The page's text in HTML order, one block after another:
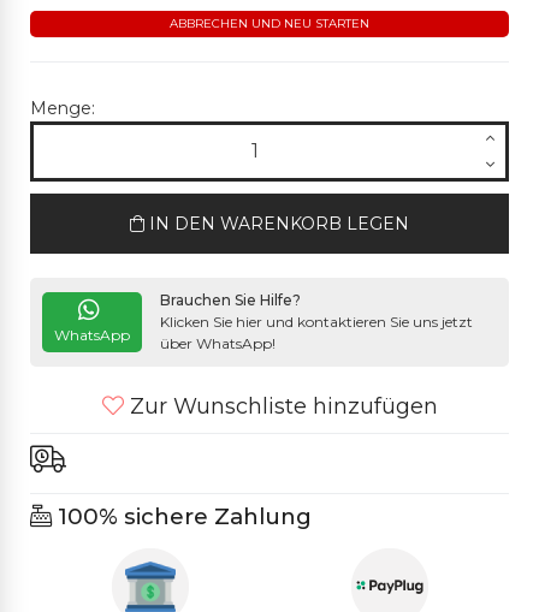
ABBRECHEN UND NEU STARTEN
Menge:
IN DEN WARENKORB LEGEN
WhatsApp
Brauchen Sie Hilfe?
Klicken Sie hier und kontaktieren Sie uns jetzt
über WhatsApp!
Zur Wunschliste hinzufügen
100% sichere Zahlung